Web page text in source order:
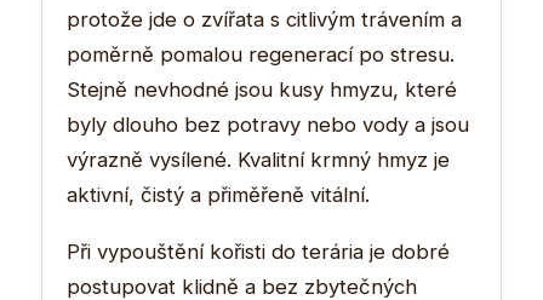
protože jde o zvířata s citlivým trávením a
poměrně pomalou regenerací po stresu.
Stejně nevhodné jsou kusy hmyzu, které
byly dlouho bez potravy nebo vody a jsou
výrazně vysílené. Kvalitní krmný hmyz je
aktivní, čistý a přiměřeně vitální.
Při vypouštění kořisti do terária je dobré
postupovat klidně a bez zbytečných